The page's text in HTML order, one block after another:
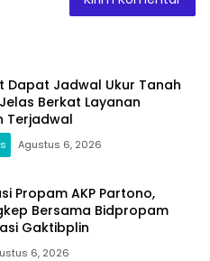
Dapat Jadwal Ukur Tanah
Berkat Layanan
Terjadwal
Agustus 6, 2026
Propam AKP Partono,
Bersama Bidpropam
Gaktibplin
6, 2026